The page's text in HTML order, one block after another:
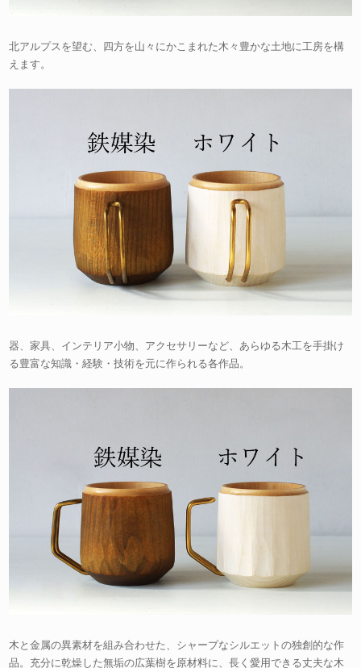
北アルプスを望む、四方を山々にかこまれた木々豊かな土地に工房を構
えます。
器、家具、インテリア小物、アクセサリーなど、あらゆる木工を手掛け
る豊富な知識・経験・技術を元に作られる各作品。
木と金属の異素材を組み合わせた、シャープなシルエットの独創的な作
品。充分に乾燥した無垢の広葉樹を原材料に、長く愛用できる丈夫な木